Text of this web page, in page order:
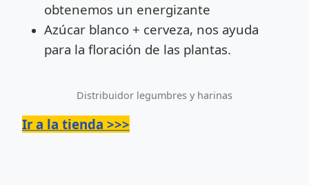
obtenemos un energizante
Azúcar blanco + cerveza, nos ayuda
para la floración de las plantas.
Distribuidor legumbres y harinas
Ir a la tienda >>>